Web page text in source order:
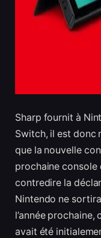
Sharp fournit à
Switch, il est donc
que la nouvelle
prochaine console
contredire la
Nintendo ne
l’année
avait été